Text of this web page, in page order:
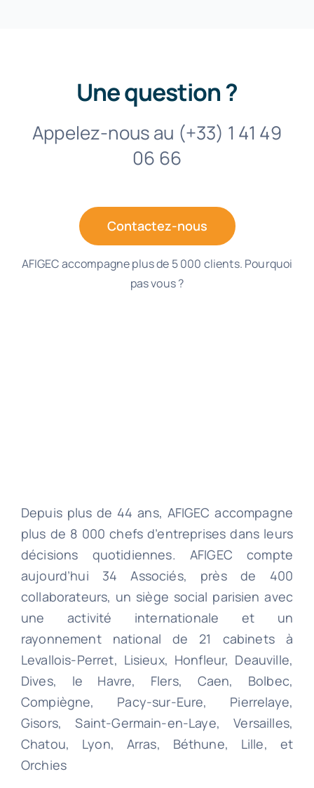
Une question ?
Appelez-nous au (+33) 1 41 49
06 66
Contactez-nous
AFIGEC accompagne plus de 5 000 clients. Pourquoi
pas vous ?
Depuis plus de 44 ans, AFIGEC accompagne
plus de 8 000 chefs d’entreprises dans leurs
décisions quotidiennes. AFIGEC compte
aujourd’hui 34 Associés, près de 400
collaborateurs, un siège social parisien avec
une activité internationale et un
rayonnement national de 21 cabinets à
Levallois-Perret, Lisieux, Honfleur, Deauville,
Dives, le Havre, Flers, Caen, Bolbec,
Compiègne, Pacy-sur-Eure, Pierrelaye,
Gisors, Saint-Germain-en-Laye, Versailles,
Chatou, Lyon, Arras, Béthune, Lille, et
Orchies